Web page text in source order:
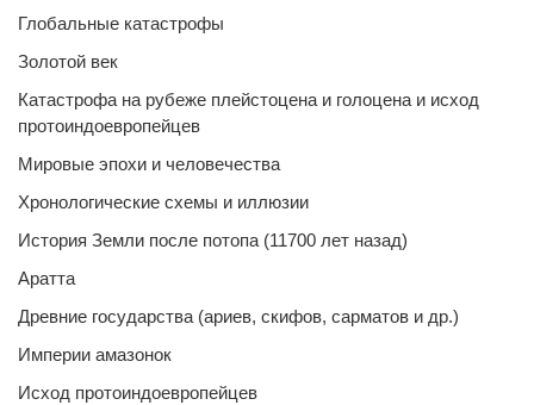
Глобальные катастрофы
Золотой век
Катастрофа на рубеже плейстоцена и голоцена и исход
протоиндоевропейцев
Мировые эпохи и человечества
Хронологические схемы и иллюзии
История Земли после потопа (11700 лет назад)
Аратта
Древние государства (ариев, скифов, сарматов и др.)
Империи амазонок
Исход протоиндоевропейцев